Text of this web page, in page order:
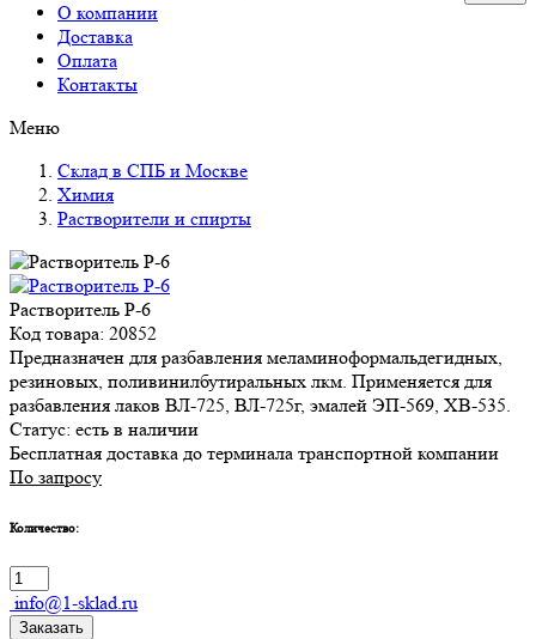
О компании
Доставка
Оплата
Контакты
Меню
Склад в СПБ и Москве
Химия
Растворители и спирты
Растворитель Р-6
Код товара: 20852
Предназначен для разбавления меламиноформальдегидных,
резиновых, поливинилбутиральных лкм. Применяется для
разбавления лаков ВЛ-725, ВЛ-725г, эмалей ЭП-569, ХВ-535.
Статус: есть в наличии
Бесплатная доставка до терминала транспортной компании
По запросу
Количество:
info@1-sklad.ru
Заказать